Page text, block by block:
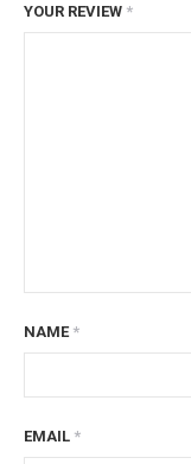
YOUR REVIEW *
NAME *
EMAIL *